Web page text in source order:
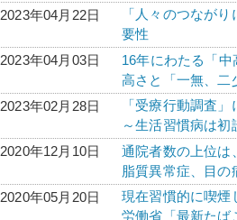
2023年04月22日
「人々のつなが
要性
2023年04月03日
16年にわたる「
高さと「一無、二
2023年02月28日
「受療行動調査
～生活習慣病は
2020年12月10日
通院者数の上位は
脂質異常症、目
2020年05月20日
現在習慣的に喫
労働省「最新たば